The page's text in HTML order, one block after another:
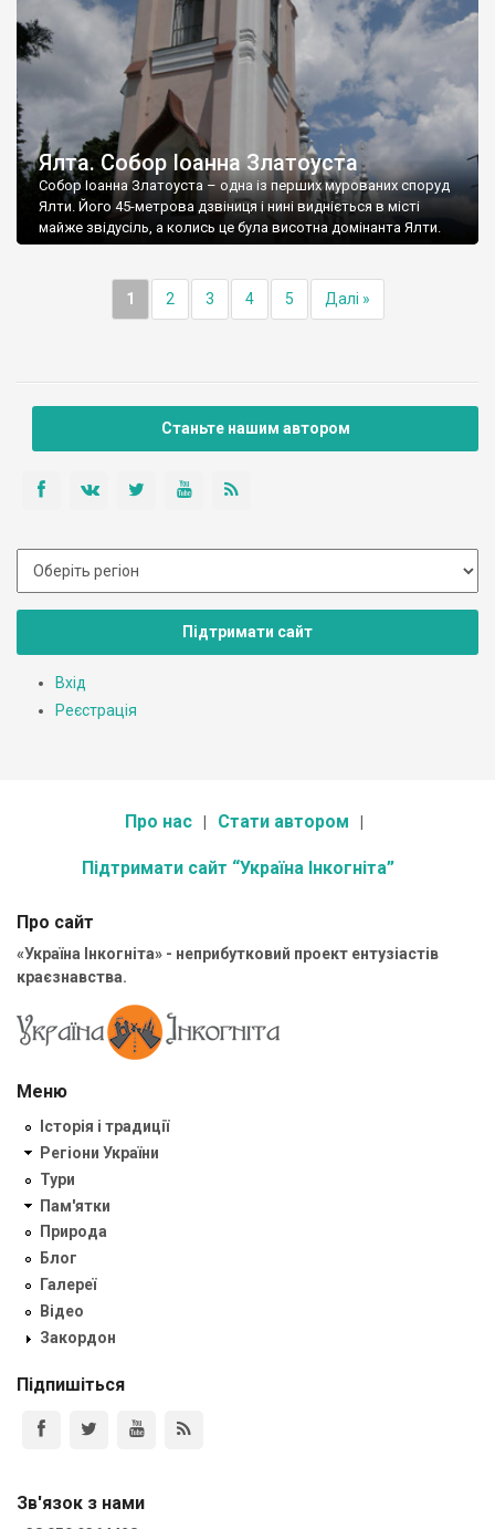
Ялта. Собор Іоанна Златоуста
Собор Іоанна Златоуста – одна із перших мурованих споруд
Ялти. Його 45-метрова дзвіниця і нині видніється в місті
майже звідусіль, а колись це була висотна домінанта Ялти.
1 2 3 4 5 Далі »
Станьте нашим автором
Підтримати сайт
Вхід
Реєстрація
Про нас Стати автором
Підтримати сайт “Україна Інкогніта”
Про сайт
«Україна Інкогніта» - неприбутковий проект ентузіастів
краєзнавства.
Меню
Історія і традиції
Регіони України
Тури
Пам'ятки
Природа
Блог
Галереї
Відео
Закордон
Підпишіться
Зв'язок з нами